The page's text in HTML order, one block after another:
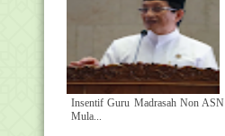
Insentif Guru Madrasah Non ASN
Mula...